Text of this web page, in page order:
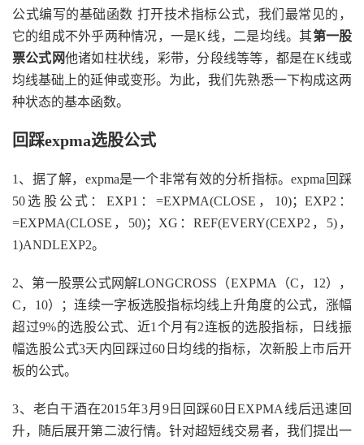
公式编写的基础函数 打开技术指标公式，我们最常见的，
它的组成不外乎两种情况，一是K线，二是均线。其第一股
票公式网他诸如柱状线，彩带，分段线等等，都是在K线或
均线基础上的延伸或变形。为此，我们先熟悉一下构成这两
种状态的基本函数。
回踩expma选股公式
1、据了解，expma是一个非常有效的分析指标。expma回踩
50选股公式：EXP1：=EXPMA(CLOSE，10)；EXP2：
=EXPMA(CLOSE，50)；XG：REF(EVERY(CEXP2，5)，
1)ANDLEXP2。
2、第一股票公式网解LONGCROSS（EXPMA（C，12），
C，10）；连续一字板选股指标均线上升角度的公式，涨幅
超过9%的选股公式、近1个月有2连板的选股指标，日线振
幅选股公式3天内回踩过60日均线的指标，次新股上市后开
板的公式。
3、老白干酒在2015年3月9日回踩60日EXPMA线后迅速回
升，随后展开第二波行情。针对超短线交易者，我们提出一